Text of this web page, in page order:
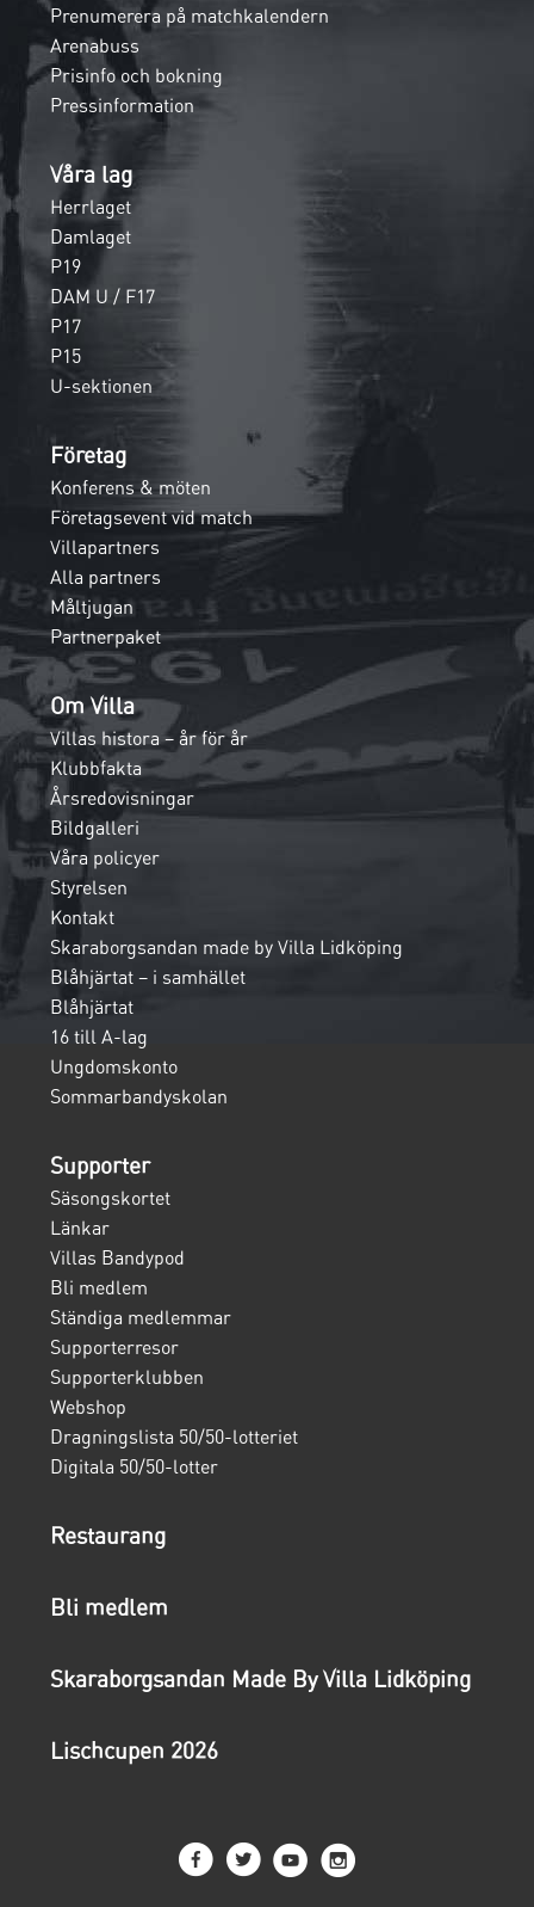
Prenumerera på matchkalendern
Arenabuss
Prisinfo och bokning
Pressinformation
Våra lag
Herrlaget
Damlaget
P19
DAM U / F17
P17
P15
U-sektionen
Företag
Konferens & möten
Företagsevent vid match
Villapartners
Alla partners
Måltjugan
Partnerpaket
Om Villa
Villas histora – år för år
Klubbfakta
Årsredovisningar
Bildgalleri
Våra policyer
Styrelsen
Kontakt
Skaraborgsandan made by Villa Lidköping
Blåhjärtat – i samhället
Blåhjärtat
16 till A-lag
Ungdomskonto
Sommarbandyskolan
Supporter
Säsongskortet
Länkar
Villas Bandypod
Bli medlem
Ständiga medlemmar
Supporterresor
Supporterklubben
Webshop
Dragningslista 50/50-lotteriet
Digitala 50/50-lotter
Restaurang
Bli medlem
Skaraborgsandan Made By Villa Lidköping
Lischcupen 2026